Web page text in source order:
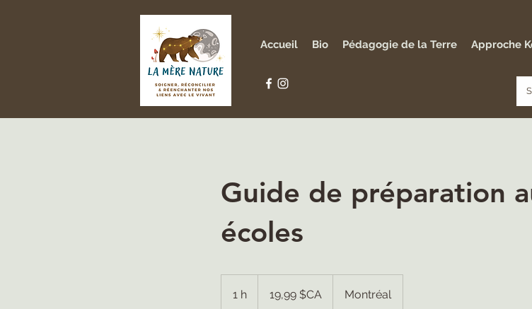
Accueil Bio Pédagogie de la Terre Approche
Guide de préparation
écoles
1 h
canadiens
19,99 $CA Montréal